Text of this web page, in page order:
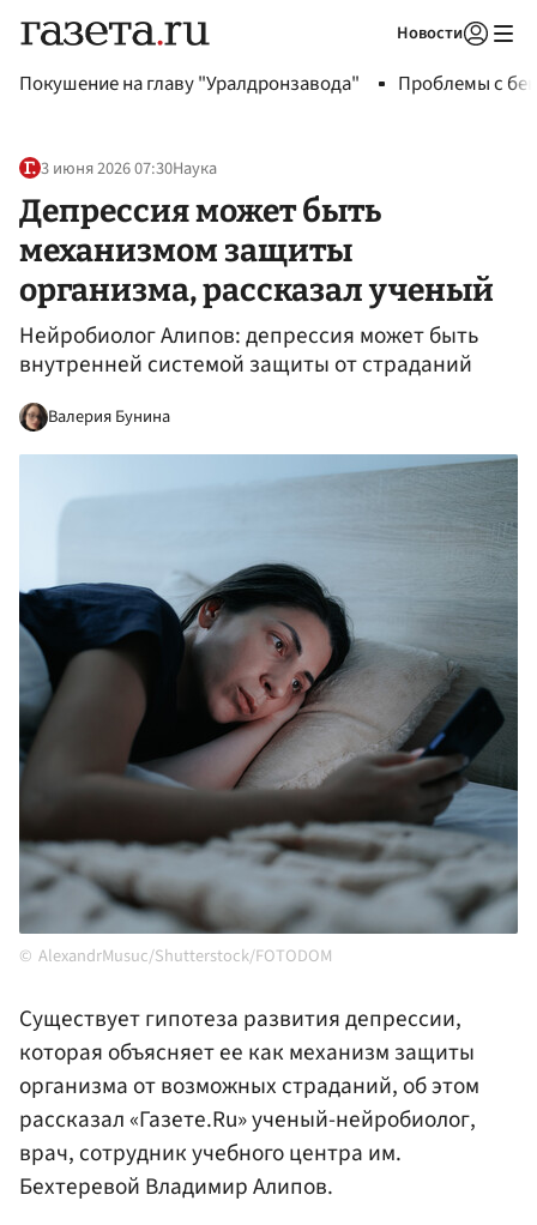
Новости
Покушение на главу "Уралдронзавода" Проблемы с
3 июня 2026 07:30Наука
Депрессия может быть
механизмом защиты
организма, рассказал ученый
Нейробиолог Алипов: депрессия может быть
внутренней системой защиты от страданий
Валерия Бунина
AlexandrMusuc/Shutterstock/FOTODOM
Существует гипотеза развития депрессии,
которая объясняет ее как механизм защиты
организма от возможных страданий, об этом
рассказал «Газете.Ru» ученый-нейробиолог,
врач, сотрудник учебного центра им.
Бехтеревой Владимир Алипов.